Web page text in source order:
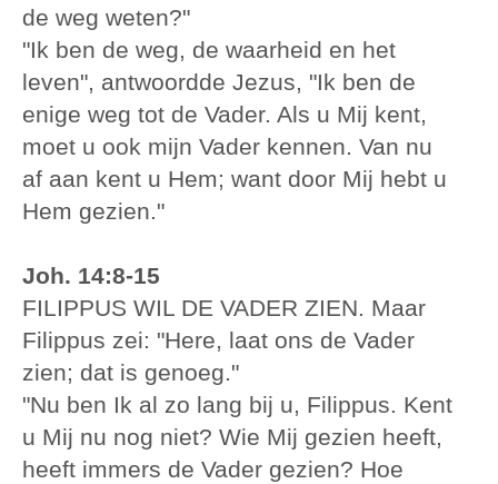
de weg weten?"
"Ik ben de weg, de waarheid en het
leven", antwoordde Jezus, "Ik ben de
enige weg tot de Vader. Als u Mij kent,
moet u ook mijn Vader kennen. Van nu
af aan kent u Hem; want door Mij hebt u
Hem gezien."
Joh. 14:8-15
FILIPPUS WIL DE VADER ZIEN. Maar
Filippus zei: "Here, laat ons de Vader
zien; dat is genoeg."
"Nu ben Ik al zo lang bij u, Filippus. Kent
u Mij nu nog niet? Wie Mij gezien heeft,
heeft immers de Vader gezien? Hoe